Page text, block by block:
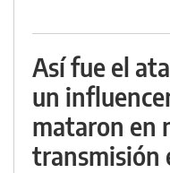
Así fue el
un
mataron en
transmisión